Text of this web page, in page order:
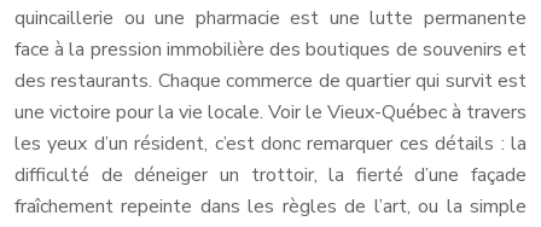
quincaillerie ou une pharmacie est une lutte permanente
face à la pression immobilière des boutiques de souvenirs et
des restaurants. Chaque commerce de quartier qui survit est
une victoire pour la vie locale. Voir le Vieux-Québec à travers
les yeux d’un résident, c’est donc remarquer ces détails : la
difficulté de déneiger un trottoir, la fierté d’une façade
fraîchement repeinte dans les règles de l’art, ou la simple